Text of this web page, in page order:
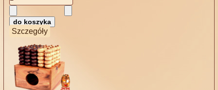
Szczegóły